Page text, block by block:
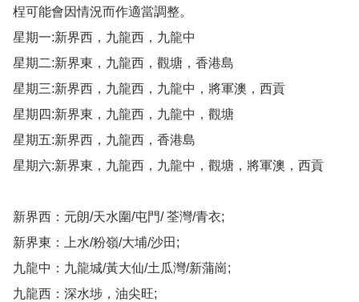
桯可能會因情況而作適當調整。
星期一:新界西，九龍西，九龍中
星期二:新界東，九龍西，觀塘，香港島
星期三:新界西，九龍西，九龍中，將軍澳，西貢
星期四:新界東，九龍西，九龍中，觀塘
星期五:新界西，九龍西，香港島
星期六:新界東，九龍西，九龍中，觀塘，將軍澳，西貢
新界西：元朗/天水圍/屯門/ 荃灣/青衣;
新界東：上水/粉嶺/大埔/沙田;
九龍中：九龍城/黃大仙/土瓜灣/新蒲崗;
九龍西：深水埗，油尖旺;